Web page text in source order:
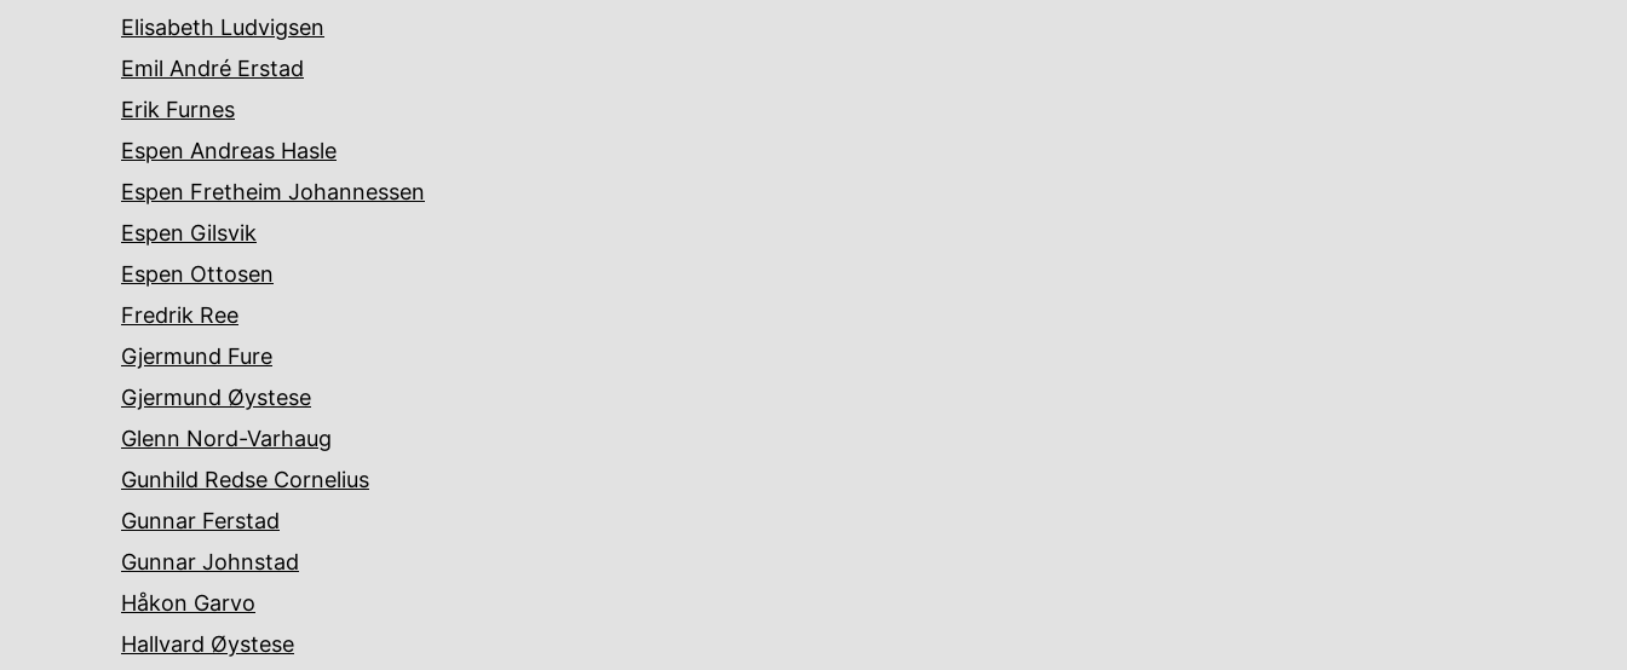
Elisabeth Ludvigsen
Emil André Erstad
Erik Furnes
Espen Andreas Hasle
Espen Fretheim Johannessen
Espen Gilsvik
Espen Ottosen
Fredrik Ree
Gjermund Fure
Gjermund Øystese
Glenn Nord-Varhaug
Gunhild Redse Cornelius
Gunnar Ferstad
Gunnar Johnstad
Håkon Garvo
Hallvard Øystese